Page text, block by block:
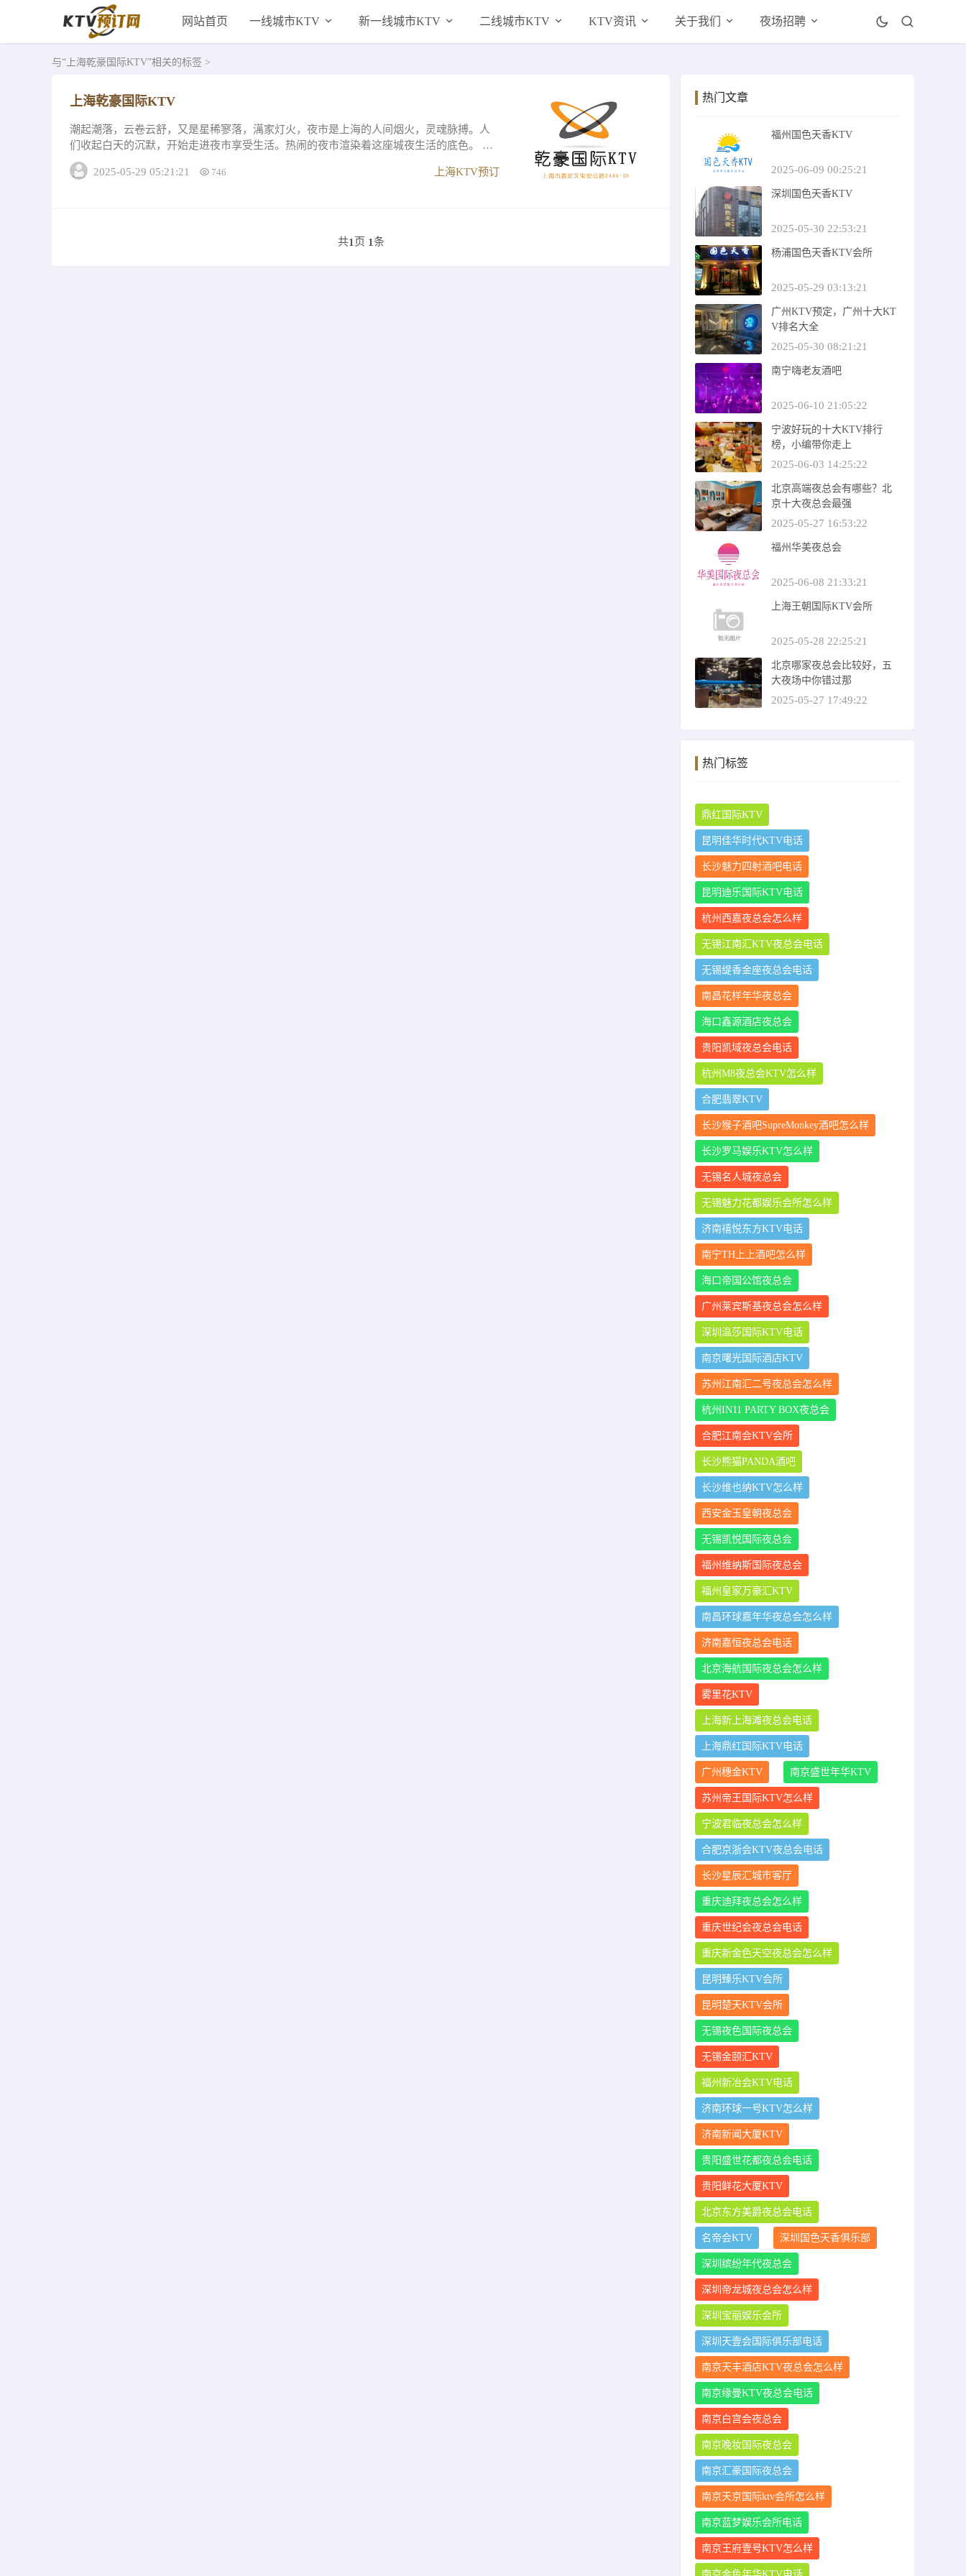
网站首页 一线城市KTV 新一线城市KTV 二线城市KTV KTV资讯 关于我们 夜场招聘
与“上海乾豪国际KTV”相关的标签 >
上海乾豪国际KTV
潮起潮落，云卷云舒，又是星稀寥落，澫家灯火，夜市是上海的人间烟火，灵魂脉搏。人
们收起白天的沉默，开始走进夜市享受生活。热闹的夜市渲染着这座城夜生活的底色。 意
味着您拥有极度自我个性的喜好，而浪漫可以成...
2025-05-29 05:21:21
746 上海KTV预订
共1 页 1条
热门文章
福州国色天香KTV
2025-06-09 00:25:21
深圳国色天香KTV
2025-05-30 22:53:21
杨浦国色天香KTV会所
2025-05-29 03:13:21
广州KTV预定，广州十大KT
V排名大全
2025-05-30 08:21:21
南宁嗨老友酒吧
2025-06-10 21:05:22
宁波好玩的十大KTV排行
榜，小编带你走上
2025-06-03 14:25:22
北京高端夜总会有哪些？北
京十大夜总会最强
2025-05-27 16:53:22
福州华美夜总会
2025-06-08 21:33:21
上海王朝国际KTV会所
2025-05-28 22:25:21
北京哪家夜总会比较好，五
大夜场中你错过那
2025-05-27 17:49:22
热门标签
鼎红国际KTV
昆明佳华时代KTV电话
长沙魅力四射酒吧电话
昆明迪乐国际KTV电话
杭州西嘉夜总会怎么样
无锡江南汇KTV夜总会电话
无锡缇香金座夜总会电话
南昌花样年华夜总会
海口鑫源酒店夜总会
贵阳凯域夜总会电话
杭州M8夜总会KTV怎么样
合肥翡翠KTV
长沙猴子酒吧SupreMonkey酒吧怎么样
长沙罗马娱乐KTV怎么样
无锡名人城夜总会
无锡魅力花都娱乐会所怎么样
济南禧悦东方KTV电话
南宁TH上上酒吧怎么样
海口帝国公馆夜总会
广州莱宾斯基夜总会怎么样
深圳温莎国际KTV电话
南京曙光国际酒店KTV
苏州江南汇二号夜总会怎么样
杭州IN11 PARTY BOX夜总会
合肥江南会KTV会所
长沙熊猫PANDA酒吧
长沙维也纳KTV怎么样
西安金玉皇朝夜总会
无锡凯悦国际夜总会
福州维纳斯国际夜总会
福州皇家万豪汇KTV
南昌环球嘉年华夜总会怎么样
济南嘉恒夜总会电话
北京海航国际夜总会怎么样
雾里花KTV
上海新上海滩夜总会电话
上海鼎红国际KTV电话
广州穗金KTV 南京盛世年华KTV
苏州帝王国际KTV怎么样
宁波君临夜总会怎么样
合肥京浙会KTV夜总会电话
长沙星辰汇城市客厅
重庆迪拜夜总会怎么样
重庆世纪会夜总会电话
重庆新金色天空夜总会怎么样
昆明臻乐KTV会所
昆明楚天KTV会所
无锡夜色国际夜总会
无锡金颐汇KTV
福州新冶会KTV电话
济南环球一号KTV怎么样
济南新闻大厦KTV
贵阳盛世花都夜总会电话
贵阳鲜花大厦KTV
北京东方美爵夜总会电话
名帝会KTV 深圳国色天香俱乐部
深圳缤纷年代夜总会
深圳帝龙城夜总会怎么样
深圳宝丽娱乐会所
深圳天壹会国际俱乐部电话
南京天丰酒店KTV夜总会怎么样
南京缘曼KTV夜总会电话
南京白宫会夜总会
南京晚妆国际夜总会
南京汇豪国际夜总会
南京天京国际ktv会所怎么样
南京蓝梦娱乐会所电话
南京王府壹号KTV怎么样